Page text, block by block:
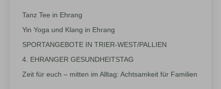
Tanz Tee in Ehrang
Yin Yoga und Klang in Ehrang
SPORTANGEBOTE IN TRIER-WEST/PALLIEN
4. EHRANGER GESUNDHEITSTAG
Zeit für euch – mitten im Alltag: Achtsamkeit für Familien